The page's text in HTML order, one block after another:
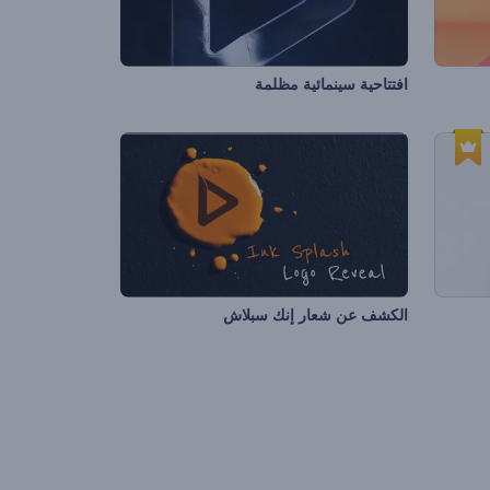
افتتاحية سينمائية مظلمة
الكشف عن شعار إنك سبلاش